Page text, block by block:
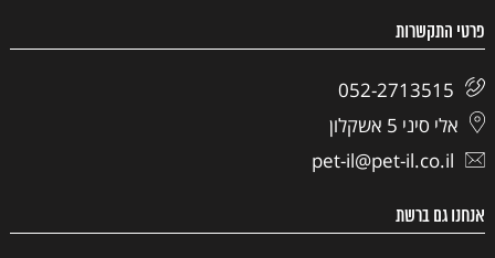
פרטי התקשרות
052-2713515
אלי סיני 5 אשקלון
pet-il@pet-il.co.il
אנחנו גם ברשת